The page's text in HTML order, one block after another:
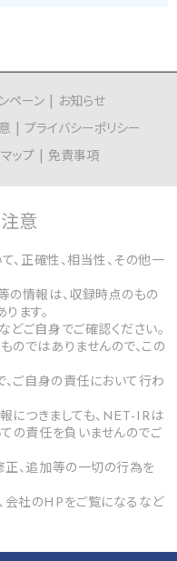
ペーン
お知らせ
プライバシーポリシー
ップ 免責事項
注意
、正確性、相当性、その他一
の情報は、収録時点のもの
ます。
ご自身でご確認ください。
のではありませんので、この
ご自身の責任において行わ
につきましても、NET-IRは
の責任を負いませんのでご
正、追加等の一切の行為を
会社のHPをご覧になるなど